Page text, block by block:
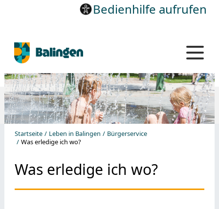
Bedienhilfe aufrufen
Startseite Leben in Balingen
Bürgerservice
Was erledige ich wo?
Was erledige ich wo?